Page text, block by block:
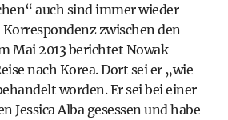
auch sind immer wieder
zwischen den
Mai 2013berichtet Nowak
nach Korea. Dort sei er „wie
worden. Er sei bei einer
Jessica Alba gesessen und habe